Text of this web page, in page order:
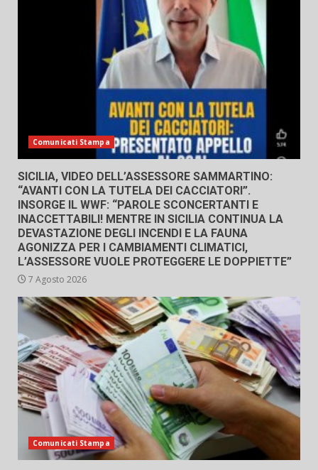
Comunicati Stampa
SICILIA, VIDEO DELL’ASSESSORE SAMMARTINO:
“AVANTI CON LA TUTELA DEI CACCIATORI”.
INSORGE IL WWF: “PAROLE SCONCERTANTI E
INACCETTABILI! MENTRE IN SICILIA CONTINUA LA
DEVASTAZIONE DEGLI INCENDI E LA FAUNA
AGONIZZA PER I CAMBIAMENTI CLIMATICI,
L’ASSESSORE VUOLE PROTEGGERE LE DOPPIETTE”
7 Agosto 2026
Comunicati Stampa